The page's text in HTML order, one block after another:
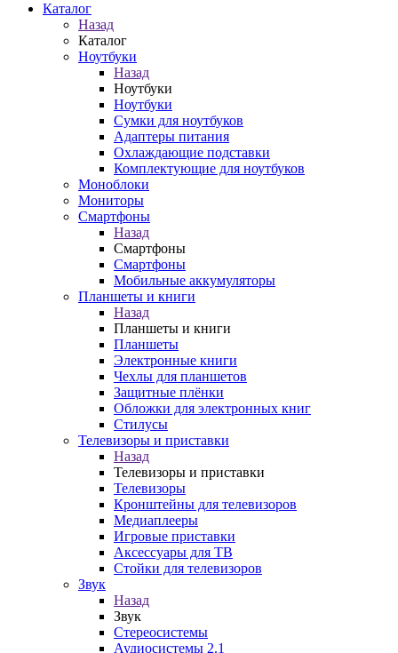
Каталог
Назад
Каталог
Ноутбуки
Назад
Ноутбуки
Ноутбуки
Сумки для ноутбуков
Адаптеры питания
Охлаждающие подставки
Комплектующие для ноутбуков
Моноблоки
Мониторы
Смартфоны
Назад
Смартфоны
Смартфоны
Мобильные аккумуляторы
Планшеты и книги
Назад
Планшеты и книги
Планшеты
Электронные книги
Чехлы для планшетов
Защитные плёнки
Обложки для электронных книг
Стилусы
Телевизоры и приставки
Назад
Телевизоры и приставки
Телевизоры
Кронштейны для телевизоров
Медиаплееры
Игровые приставки
Аксессуары для ТВ
Стойки для телевизоров
Звук
Назад
Звук
Стереосистемы
Аудиосистемы 2.1